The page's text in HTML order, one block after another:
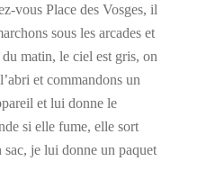
vous Place des Vosges, il
sous les arcades et
matin, le ciel est gris, on
et commandons un
et lui donne le
si elle fume, elle sort
sac, je lui donne un paquet